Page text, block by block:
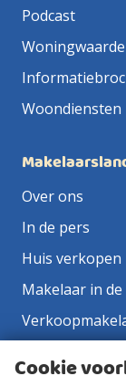
Podcast
Woondiensten
Over ons
In de pers
Huis verkopen
Makelaar in
Cookie